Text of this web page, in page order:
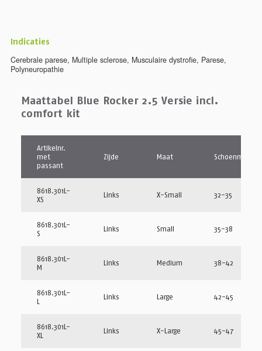
Indicaties
Cerebrale parese, Multiple sclerose, Musculaire dystrofie, Parese,
Polyneuropathie
Maattabel Blue Rocker 2.5 Versie incl.
comfort kit
Artikelnr.
met
passant
Zijde Maat Schoenmaat
8618.301L-
XS
Links X-Small 32-35
8618.301L-
S
Links Small 35-38
8618.301L-
M
Links Medium 38-42
8618.301L-
L
Links Large 42-45
8618.301L-
XL
Links X-Large 45-47